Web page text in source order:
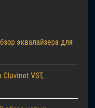
эквалайзера для
VST,